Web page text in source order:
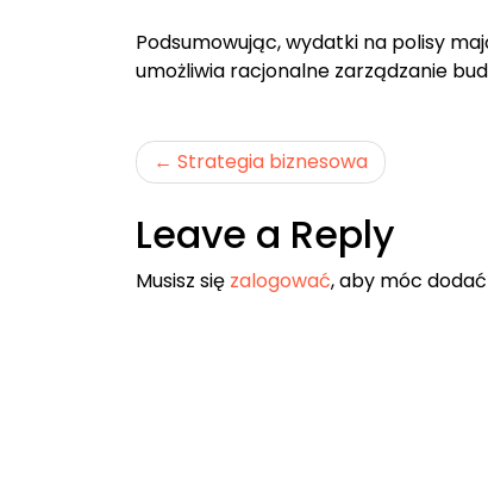
Podsumowując, wydatki na polisy
umożliwia racjonalne zarządzanie
Nawigacja
Strategia biznesowa
Leave a Reply
Musisz się zalogować, aby móc